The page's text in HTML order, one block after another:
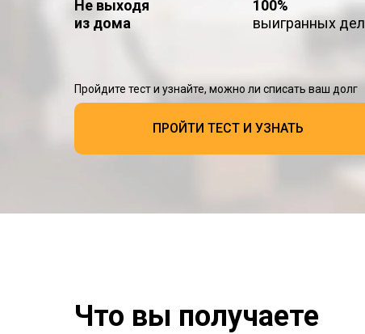
Пройдите тест и узнайте, можно ли списать ваш долг
100%
выигранных дел
Не выходя
из дома
ПРОЙТИ ТЕСТ И УЗНАТЬ
Что вы получаете